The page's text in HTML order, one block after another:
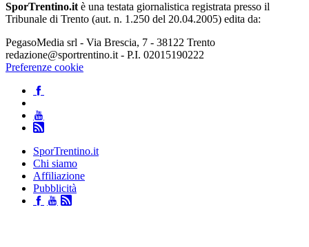
SporTrentino.it è una testata giornalistica registrata presso il
Tribunale di Trento (aut. n. 1.250 del 20.04.2005) edita da:
PegasoMedia srl - Via Brescia, 7 - 38122 Trento
redazione@sportrentino.it - P.I. 02015190222
Preferenze cookie
SporTrentino.it
Chi siamo
Affiliazione
Pubblicità